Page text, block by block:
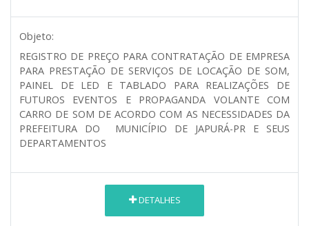
Objeto:
REGISTRO DE PREÇO PARA CONTRATAÇÃO DE EMPRESA
PARA PRESTAÇÃO DE SERVIÇOS DE LOCAÇÃO DE SOM,
PAINEL DE LED E TABLADO PARA REALIZAÇÕES DE
FUTUROS EVENTOS E PROPAGANDA VOLANTE COM
CARRO DE SOM DE ACORDO COM AS NECESSIDADES DA
PREFEITURA DO MUNICÍPIO DE JAPURÁ-PR E SEUS
DEPARTAMENTOS
DETALHES